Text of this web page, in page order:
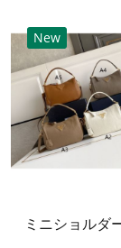
New